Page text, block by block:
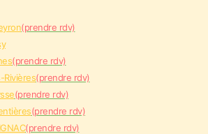
(prendre rdv)
(prendre rdv)
Rivières(prendre rdv)
(prendre rdv)
(prendre rdv)
(prendre rdv)